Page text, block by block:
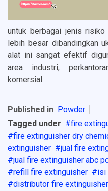
untuk berbagai jenis risiko
lebih besar dibandingkan
alat ini sangat efektif
area industri,
komersial.
Published in Powder
Tagged under
fire
fire extinguisher dry
extinguisher
jual fire
jual fire extinguisher abc
refill fire extinguisher
isi
distributor fire extinguisher